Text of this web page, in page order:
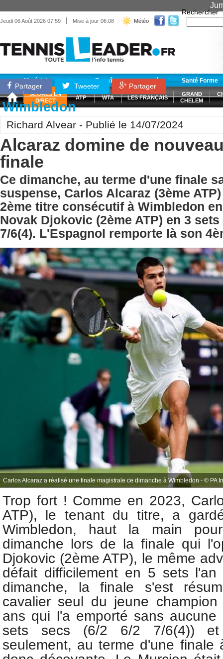
Jeudi 06 Août 2026 07:59 | Mise à jour 06:08 Météo
Rechercher
Matériel Entraînement Santé Forme
SCORES EN
DIRECT
ATP WTA LES FRANÇAIS
GRAND
CHELEM
Partager Tweeter Partager
Wimbledon
Richard Alvear - Publié le 14/07/2024
Alcaraz domine de
finale
Ce dimanche, au terme d'une finale
suspense, Carlos Alcaraz (3ème
2ème titre consécutif à Wimbledon
Novak Djokovic (2ème ATP) en 3
7/6(4). L'Espagnol remporte là son
Carlos Alcaraz a réalisé une finale magistrale ce dimanche à Wimbledon - © PA
Trop fort ! Comme en 2023,
ATP), le tenant du titre, a
Wimbledon, haut la main
dimanche lors de la finale qui
Djokovic (2ème ATP), le même
défait difficilement en 5 sets l'an
dimanche, la finale s'est
cavalier seul du jeune
ans qui l'a emporté sans aucune
sets secs (6/2 6/2 7/6(4))
seulement, au terme d'une finale